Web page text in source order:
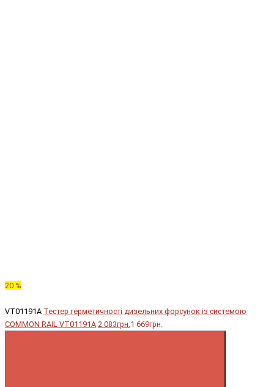
20 %
VT01191A Тестер герметичності дизельних форсунок із системою
COMMON RAIL VT01191A 2 083грн.1 669грн.